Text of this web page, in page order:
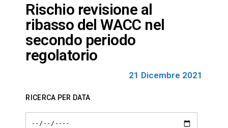
Rischio revisione al
ribasso del WACC nel
secondo periodo
regolatorio
21 Dicembre 2021
RICERCA PER DATA